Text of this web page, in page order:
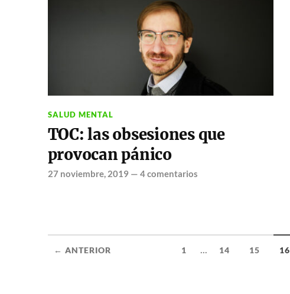
SALUD MENTAL
TOC: las obsesiones que
provocan pánico
27 noviembre, 2019— 4 comentarios
← ANTERIOR 1 ... 14 15 16